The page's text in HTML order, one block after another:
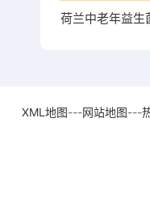
XML地图---网站地图---